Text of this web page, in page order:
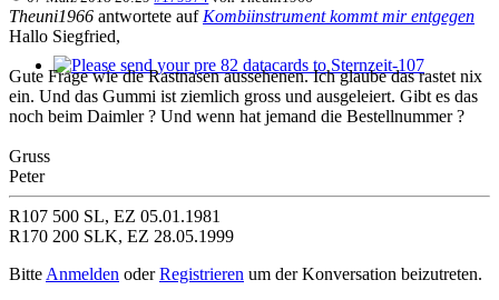
Please send your pre 82 datacards to Sternzeit-107
Theuni1966 antwortete auf Kombiinstrument kommt mir entgegen
Hallo Siegfried,
Gute Frage wie die Rastnasen aussehenen. Ich glaube das rastet nix
ein. Und das Gummi ist ziemlich gross und ausgeleiert. Gibt es das
noch beim Daimler ? Und wenn hat jemand die Bestellnummer ?
Gruss
Peter
R107 500 SL, EZ 05.01.1981
R170 200 SLK, EZ 28.05.1999
Bitte Anmelden oderRegistrieren um der Konversation beizutreten.